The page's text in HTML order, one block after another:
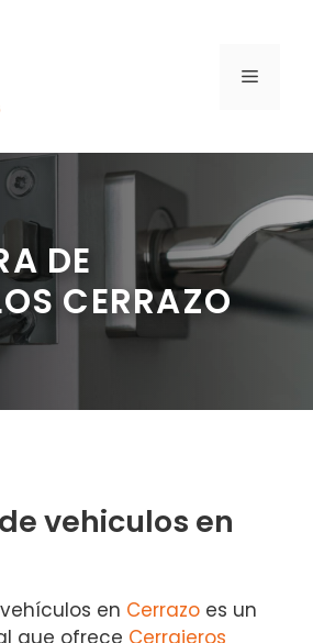
MENÚ
DE
CERRAZO
vehiculos en
en Cerrazo es un
que ofrece Cerrajeros